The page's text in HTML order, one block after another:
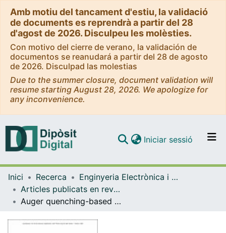
Amb motiu del tancament d'estiu, la validació
de documents es reprendrà a partir del 28
d'agost de 2026. Disculpeu les molèsties.
Con motivo del cierre de verano, la validación de
documentos se reanudará a partir del 28 de agosto
de 2026. Disculpad las molestias
Due to the summer closure, document validation will
resume starting August 28, 2026. We apologize for
any inconvenience.
Navega per tot el DD
Com publicar
Iniciar sessió (current)
Inici Recerca
Enginyeria Electrònica i Biomèdica
Articles publicats en revistes (Enginyeria Electrònica i Biomèdica)
Auger quenching-based modulation of electroluminescence from ion-implanted silicon nanocrystals